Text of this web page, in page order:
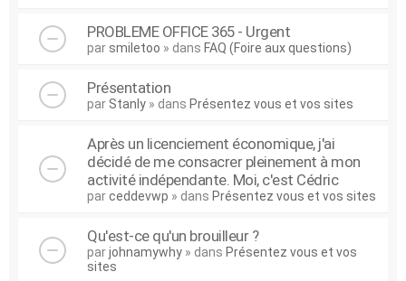
PROBLEME OFFICE 365 - Urgent
par smiletoo » dans FAQ (Foire aux questions)
Présentation
par Stanly » dans Présentez vous et vos sites
Après un licenciement économique, j'ai
décidé de me consacrer pleinement à mon
activité indépendante. Moi, c'est Cédric
parceddevwp » dans Présentez vous et vos sites
Qu'est-ce qu'un brouilleur ?
parjohnamywhy » dans Présentez vous et vos
sites